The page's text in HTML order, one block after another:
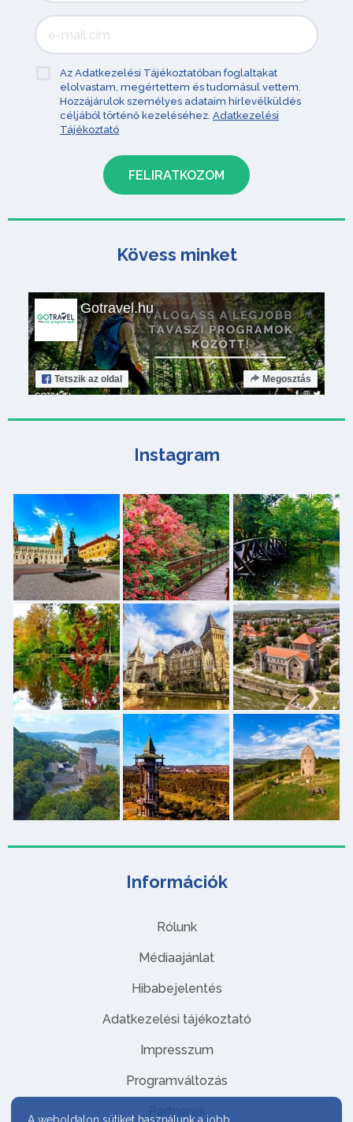
Információk
Rólunk
Médiaajánlat
Hibabejelentés
Adatkezelési tájékoztató
Impresszum
Programváltozás
Partnerek
Az Adatkezelési Tájékoztatóban foglaltakat
elolvastam, megértettem és tudomásul vettem.
Hozzájárulok személyes adataim hírlevélküldés
céljából történő kezeléséhez. Adatkezelési
Tájékoztató
Kövess minket
Gotravel.hu
Tetszik az oldal Megosztás
Instagram